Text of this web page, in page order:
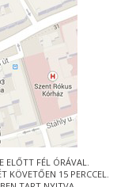
ELŐTT FÉL ÓRÁVAL.
KÖVETŐEN 15 PERCCEL.